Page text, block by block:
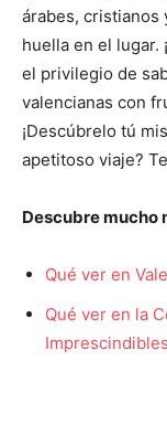
árabes, cristianos
huella en el lugar.
el privilegio de
valencianas con
¡Descúbrelo tú
apetitoso viaje?
Descubre mucho
Qué ver en
Qué ver en la
Imprescindibles